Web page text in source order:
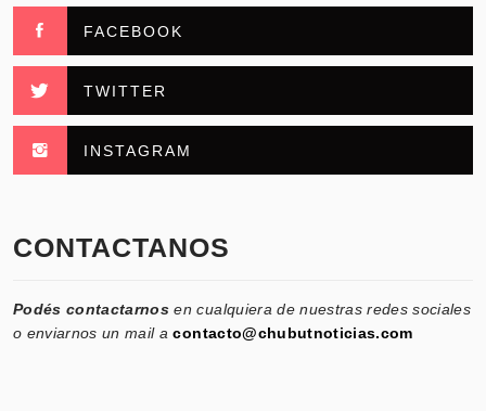
FACEBOOK
TWITTER
INSTAGRAM
CONTACTANOS
Podés contactarnos en cualquiera de nuestras redes sociales
o enviarnos un mail acontacto@chubutnoticias.com